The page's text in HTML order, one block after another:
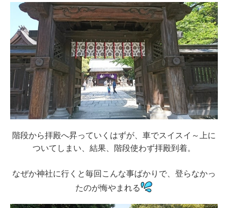
階段から拝殿へ昇っていくはずが、車でスイスイ～上に
ついてしまい、結果、階段使わず拝殿到着。
なぜか神社に行くと毎回こんな事ばかりで、登らなかっ
たのが悔やまれる